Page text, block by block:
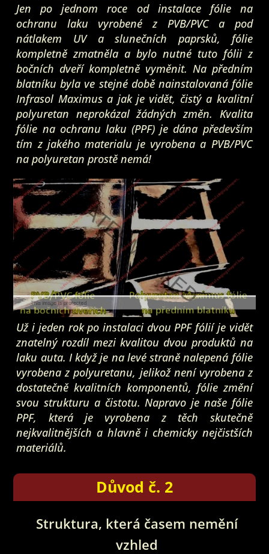
Jen po jednom roce od instalace fólie na
ochranu laku vyrobené z PVB/PVC a pod
nátlakem UV a slunečních paprsků, fólie
kompletně zmatněla a bylo nutné tuto fólii z
bočních dveří kompletně vyměnit. Na předním
blatníku byla ve stejné době nainstalovaná fólie
Infrasol Maximus a jak je vidět, čistý a kvalitní
polyuretan neprokázal žádných změn. Kvalita
fólie na ochranu laku (PPF) je dána především
tím z jakého materialu je vyrobena a PVB/PVC
na polyuretan prostě nemá!
Už i jeden rok po instalaci dvou PPF fólií je vidět
znatelný rozdíl mezi kvalitou dvou produktů na
laku auta. I když je na levé straně nalepená fólie
vyrobena z polyuretanu, jelikož není vyrobena z
dostatečně kvalitních komponentů, fólie změní
svou strukturu a čistotu. Napravo je naše fólie
PPF, která je vyrobena z těch skutečně
nejkvalitnějších a hlavně i chemicky nejčistších
materiálů.
Důvod č. 2
Struktura, která časem nemění
vzhled